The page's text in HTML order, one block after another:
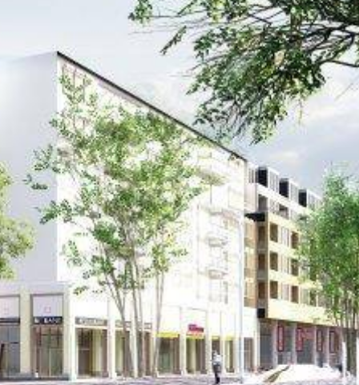
Nieuwsbrief